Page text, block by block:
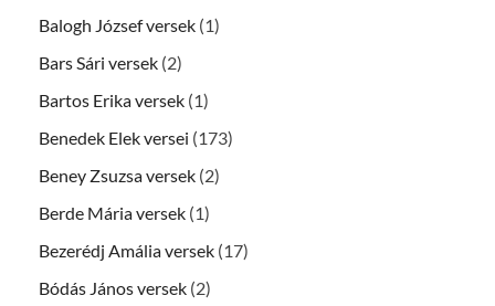
Balogh József versek (1)
Bars Sári versek (2)
Bartos Erika versek (1)
Benedek Elek versei (173)
Beney Zsuzsa versek (2)
Berde Mária versek (1)
Bezerédj Amália versek (17)
Bódás János versek (2)